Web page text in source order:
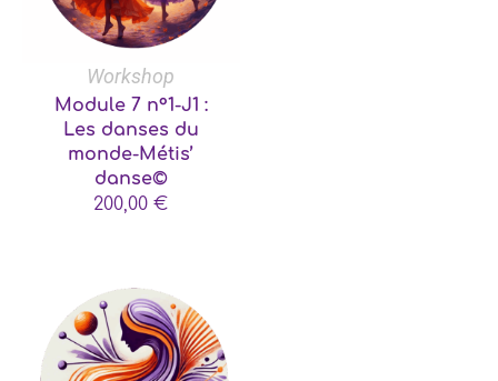
Workshop
Module 7 n°1-J1 :
Les danses du
monde-Métis’
danse©
200,00€